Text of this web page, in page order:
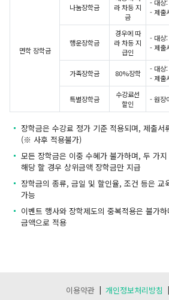
면학 장학금
나눔장학금
라 차등 지
금
- 대상
- 제출
행운장학금
경우에 따
라 차등 지
급인
- 대상
- 제출
가족장학금 80%장학
- 대상:
- 제출
특별장학금
수강료선
할인
- 원장
장학금은 수강료 정가 기준 적용되며, 제출서
(※ 사후 적용불가)
모든 장학금은 이중 수혜가 불가하며, 두 가
해당 할 경우 상위금액 장학금만 지급
장학금의 종류, 금일 및 할인율, 조건 등은 교
가능
이벤트 행사와 장학제도의 중복적용은 불가
금액으로 적용
이용약관 | 개인정보처리방침 |